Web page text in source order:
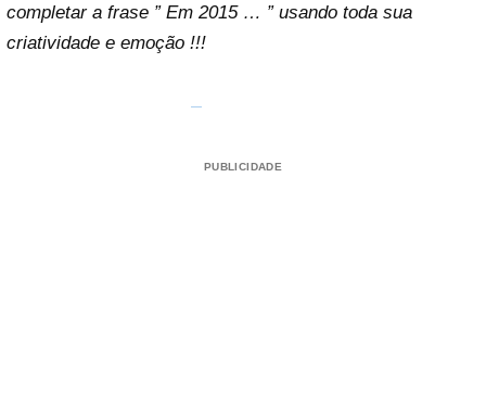
completar a frase ” Em 2015 … ” usando toda sua
criatividade e emoção !!!
PUBLICIDADE